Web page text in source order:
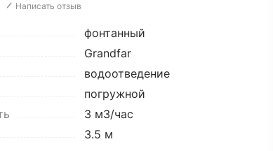
Написать отзыв
фонтанный
Grandfar
водоотведение
погружной
3 м3/час
3.5 м